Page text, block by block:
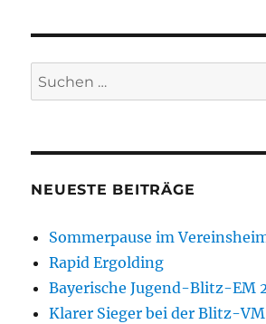
Suchen
nach:
NEUESTE BEITRÄGE
Sommerpause im
Rapid Ergolding
Bayerische Jugend-Blitz-EM
Klarer Sieger bei der Blitz-VM